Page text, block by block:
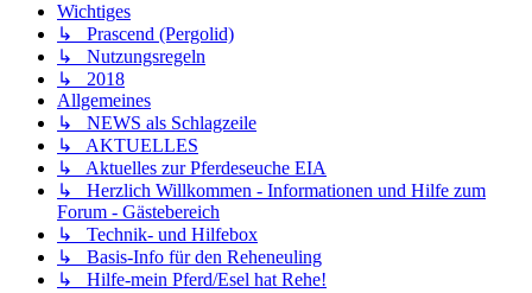
Wichtiges
↳ Prascend (Pergolid)
↳ Nutzungsregeln
↳ 2018
Allgemeines
↳ NEWS als Schlagzeile
↳ AKTUELLES
↳ Aktuelles zur Pferdeseuche EIA
↳ Herzlich Willkommen - Informationen und Hilfe zum
Forum - Gästebereich
↳ Technik- und Hilfebox
↳ Basis-Info für den Reheneuling
↳ Hilfe-mein Pferd/Esel hat Rehe!